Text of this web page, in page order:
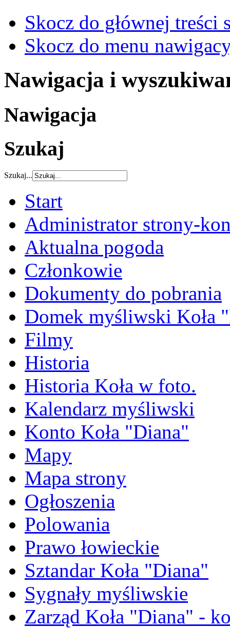
Skocz do głównej treści
Skocz do menu
Nawigacja i
Nawigacja
Szukaj
Szukaj...
Start
Administrator strony-
Aktualna pogoda
Członkowie
Dokumenty do pobrania
Domek myśliwski Koła
Filmy
Historia
Historia Koła w foto.
Kalendarz myśliwski
Konto Koła "Diana"
Mapy
Mapa strony
Ogłoszenia
Polowania
Prawo łowieckie
Sztandar Koła "Diana"
Sygnały myśliwskie
Zarząd Koła "Diana" -